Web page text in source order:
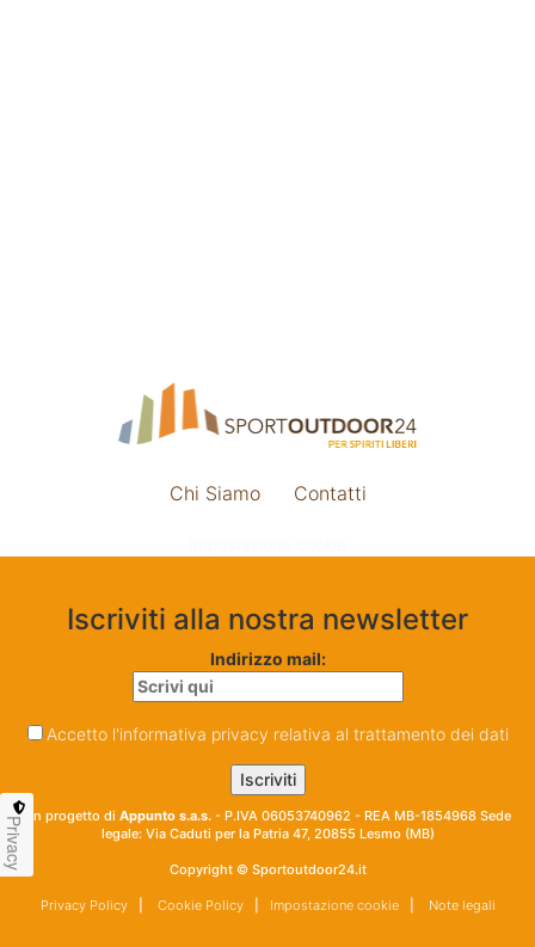
Chi Siamo Contatti
Iscriviti alla nostra newsletter
Indirizzo mail:
Accetto l'informativa privacy relativa al trattamento dei dati
Un progetto di Appunto s.a.s. - P.IVA 06053740962 - REA MB-1854968 Sede
legale: Via Caduti per la Patria 47, 20855 Lesmo (MB)
Copyright © Sportoutdoor24.it
Privacy Policy| Cookie Policy| Impostazione cookie| Note legali
Privacy